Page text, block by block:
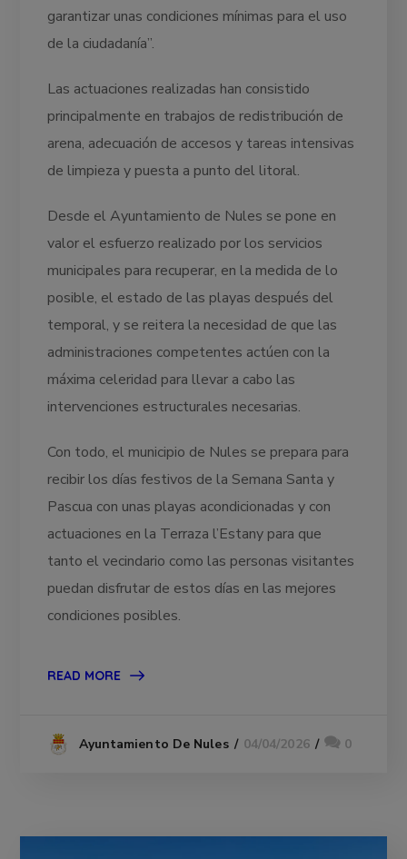
garantizar unas condiciones mínimas para el uso
de la ciudadanía”.
Las actuaciones realizadas han consistido
principalmente en trabajos de redistribución de
arena, adecuación de accesos y tareas intensivas
de limpieza y puesta a punto del litoral.
Desde el Ayuntamiento de Nules se pone en
valor el esfuerzo realizado por los servicios
municipales para recuperar, en la medida de lo
posible, el estado de las playas después del
temporal, y se reitera la necesidad de que las
administraciones competentes actúen con la
máxima celeridad para llevar a cabo las
intervenciones estructurales necesarias.
Con todo, el municipio de Nules se prepara para
recibir los días festivos de la Semana Santa y
Pascua con unas playas acondicionadas y con
actuaciones en la Terraza l’Estany para que
tanto el vecindario como las personas visitantes
puedan disfrutar de estos días en las mejores
condiciones posibles.
READ MORE
Ayuntamiento De Nules 04/04/2026 0